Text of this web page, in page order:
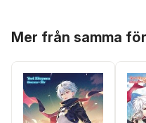
Mer från samma